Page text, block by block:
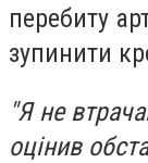
перебиту
зупинити
"Я не
оцінив